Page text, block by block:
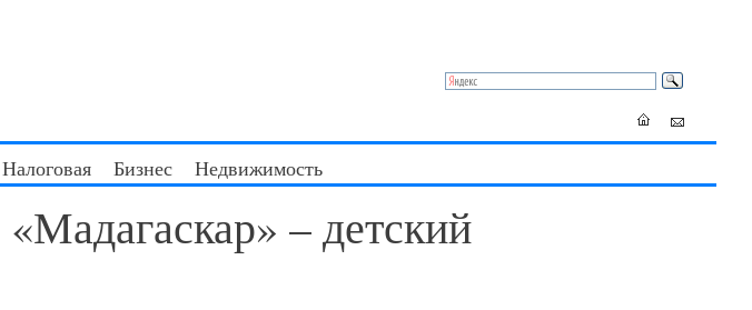
Налоговая Бизнес Недвижимость
«Мадагаскар» – детский